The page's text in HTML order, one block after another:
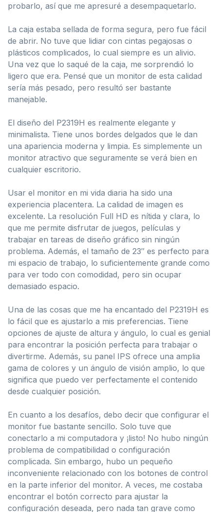
probarlo, así que me apresuré a desempaquetarlo.
La caja estaba sellada de forma segura, pero fue fácil
de abrir. No tuve que lidiar con cintas pegajosas o
plásticos complicados, lo cual siempre es un alivio.
Una vez que lo saqué de la caja, me sorprendió lo
ligero que era. Pensé que un monitor de esta calidad
sería más pesado, pero resultó ser bastante
manejable.
El diseño del P2319H es realmente elegante y
minimalista. Tiene unos bordes delgados que le dan
una apariencia moderna y limpia. Es simplemente un
monitor atractivo que seguramente se verá bien en
cualquier escritorio.
Usar el monitor en mi vida diaria ha sido una
experiencia placentera. La calidad de imagen es
excelente. La resolución Full HD es nítida y clara, lo
que me permite disfrutar de juegos, películas y
trabajar en tareas de diseño gráfico sin ningún
problema. Además, el tamaño de 23″ es perfecto para
mi espacio de trabajo, lo suficientemente grande como
para ver todo con comodidad, pero sin ocupar
demasiado espacio.
Una de las cosas que me ha encantado del P2319H es
lo fácil que es ajustarlo a mis preferencias. Tiene
opciones de ajuste de altura y ángulo, lo cual es genial
para encontrar la posición perfecta para trabajar o
divertirme. Además, su panel IPS ofrece una amplia
gama de colores y un ángulo de visión amplio, lo que
significa que puedo ver perfectamente el contenido
desde cualquier posición.
En cuanto a los desafíos, debo decir que configurar el
monitor fue bastante sencillo. Solo tuve que
conectarlo a mi computadora y ¡listo! No hubo ningún
problema de compatibilidad o configuración
complicada. Sin embargo, hubo un pequeño
inconveniente relacionado con los botones de control
en la parte inferior del monitor. A veces, me costaba
encontrar el botón correcto para ajustar la
configuración deseada, pero nada tan grave como